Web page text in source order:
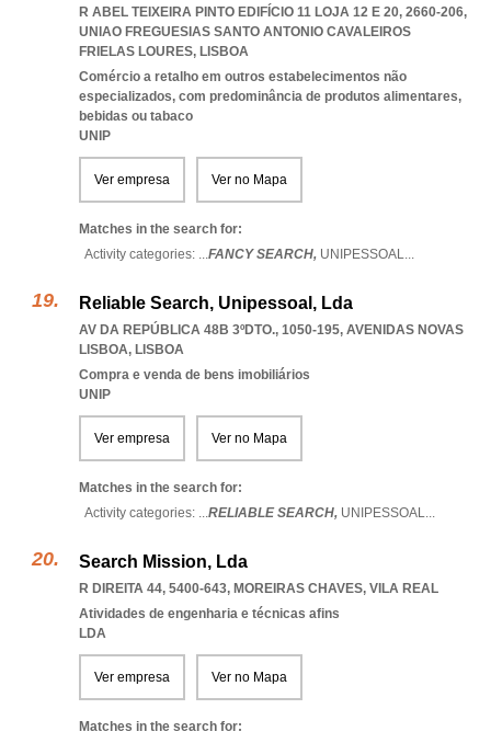
R ABEL TEIXEIRA PINTO EDIFÍCIO 11 LOJA 12 E 20, 2660-206,
UNIAO FREGUESIAS SANTO ANTONIO CAVALEIROS
FRIELAS LOURES, LISBOA
Comércio a retalho em outros estabelecimentos não
especializados, com predominância de produtos alimentares,
bebidas ou tabaco
UNIP
Ver empresa Ver no Mapa
Matches in the search for:
Activity categories: ...FANCY SEARCH, UNIPESSOAL...
Reliable Search, Unipessoal, Lda
AV DA REPÚBLICA 48B 3ºDTO., 1050-195, AVENIDAS NOVAS
LISBOA, LISBOA
Compra e venda de bens imobiliários
UNIP
Ver empresa Ver no Mapa
Matches in the search for:
Activity categories: ...RELIABLE SEARCH, UNIPESSOAL...
Search Mission, Lda
R DIREITA 44, 5400-643, MOREIRAS CHAVES, VILA REAL
Atividades de engenharia e técnicas afins
LDA
Ver empresa Ver no Mapa
Matches in the search for: